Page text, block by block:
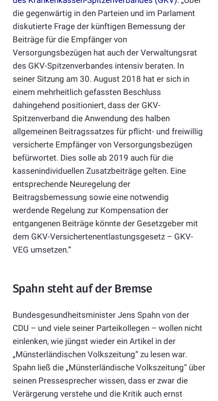
die gegenwärtig in den Parteien und im Parlament
diskutierte Frage der künftigen Bemessung der
Beiträge für die Empfänger von
Versorgungsbezügen hat auch der Verwaltungsrat
des GKV-Spitzenverbandes intensiv beraten. In
seiner Sitzung am 30. August 2018 hat er sich in
einem mehrheitlich gefassten Beschluss
dahingehend positioniert, dass der GKV-
Spitzenverband die Anwendung des halben
allgemeinen Beitragssatzes für pflicht- und freiwillig
versicherte Empfänger von Versorgungsbezügen
befürwortet. Dies solle ab 2019 auch für die
kassenindividuellen Zusatzbeiträge gelten. Eine
entsprechende Neuregelung der
Beitragsbemessung sowie eine notwendig
werdende Regelung zur Kompensation der
entgangenen Beiträge könnte der Gesetzgeber mit
dem GKV-Versichertenentlastungsgesetz – GKV-
VEG umsetzen.“
Spahn steht auf der Bremse
Bundesgesundheitsminister Jens Spahn von der
CDU – und viele seiner Parteikollegen – wollen nicht
einlenken, wie jüngst wieder ein Artikel in der
„Münsterländischen Volkszeitung“ zu lesen war.
Spahn ließ die „Münsterländische Volkszeitung“ über
seinen Pressesprecher wissen, dass er zwar die
Verärgerung verstehe und die Kritik auch ernst